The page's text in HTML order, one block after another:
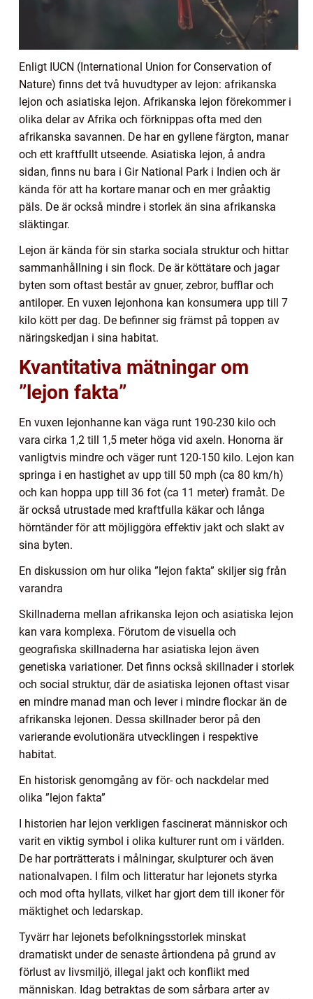
Enligt IUCN (International Union for Conservation of
Nature) finns det två huvudtyper av lejon: afrikanska
lejon och asiatiska lejon. Afrikanska lejon förekommer i
olika delar av Afrika och förknippas ofta med den
afrikanska savannen. De har en gyllene färgton, manar
och ett kraftfullt utseende. Asiatiska lejon, å andra
sidan, finns nu bara i Gir National Park i Indien och är
kända för att ha kortare manar och en mer gråaktig
päls. De är också mindre i storlek än sina afrikanska
släktingar.
Lejon är kända för sin starka sociala struktur och hittar
sammanhållning i sin flock. De är köttätare och jagar
byten som oftast består av gnuer, zebror, bufflar och
antiloper. En vuxen lejonhona kan konsumera upp till 7
kilo kött per dag. De befinner sig främst på toppen av
näringskedjan i sina habitat.
Kvantitativa mätningar om
”lejon fakta”
En vuxen lejonhanne kan väga runt 190-230 kilo och
vara cirka 1,2 till 1,5 meter höga vid axeln. Honorna är
vanligtvis mindre och väger runt 120-150 kilo. Lejon kan
springa i en hastighet av upp till 50 mph (ca 80 km/h)
och kan hoppa upp till 36 fot (ca 11 meter) framåt. De
är också utrustade med kraftfulla käkar och långa
hörntänder för att möjliggöra effektiv jakt och slakt av
sina byten.
En diskussion om hur olika ”lejon fakta” skiljer sig från
varandra
Skillnaderna mellan afrikanska lejon och asiatiska lejon
kan vara komplexa. Förutom de visuella och
geografiska skillnaderna har asiatiska lejon även
genetiska variationer. Det finns också skillnader i storlek
och social struktur, där de asiatiska lejonen oftast visar
en mindre manad man och lever i mindre flockar än de
afrikanska lejonen. Dessa skillnader beror på den
varierande evolutionära utvecklingen i respektive
habitat.
En historisk genomgång av för- och nackdelar med
olika ”lejon fakta”
I historien har lejon verkligen fascinerat människor och
varit en viktig symbol i olika kulturer runt om i världen.
De har porträtterats i målningar, skulpturer och även
nationalvapen. I film och litteratur har lejonets styrka
och mod ofta hyllats, vilket har gjort dem till ikoner för
mäktighet och ledarskap.
Tyvärr har lejonets befolkningsstorlek minskat
dramatiskt under de senaste årtiondena på grund av
förlust av livsmiljö, illegal jakt och konflikt med
människan. Idag betraktas de som sårbara arter av